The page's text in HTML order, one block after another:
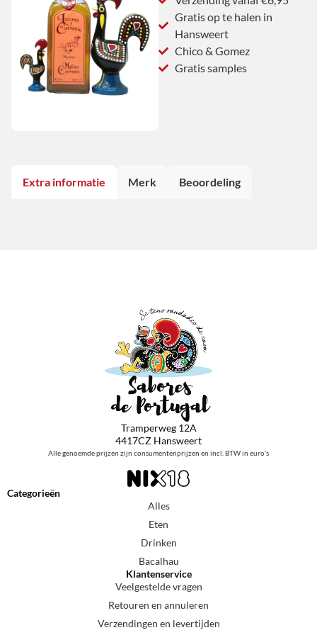
Gratis op te halen in
Hansweert
Chico & Gomez
Gratis samples
Extra informatie Merk Beoordeling
Tramperweg 12A
4417CZ Hansweert
Alle genoemde prijzen zijn consumentenprijzen en incl. BTW in euro’s
Categorieën
Alles
Eten
Drinken
Bacalhau
Klantenservice
Veelgestelde vragen
Retouren en annuleren
Verzendingen en levertijden